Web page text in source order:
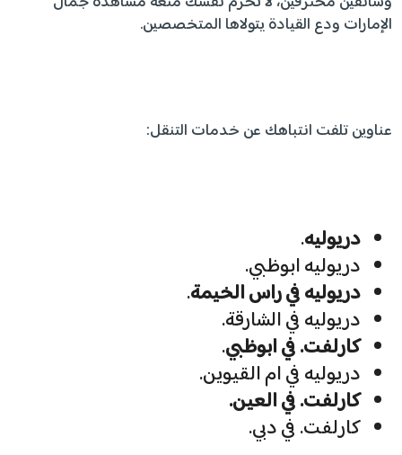
الإمارات ودع القيادة يتولاها المتخصصين.
عناوين تلفت انتباهك عن خدمات التنقل:
دريوليه.
دريوليه ابوظبي.
دريوليه في راس الخيمة.
دريوليه في الشارقة.
كارلفت. في ابوظبي.
دريوليه في ام القيوين.
كارلفت. في العين.
كارلفت. في دبي.